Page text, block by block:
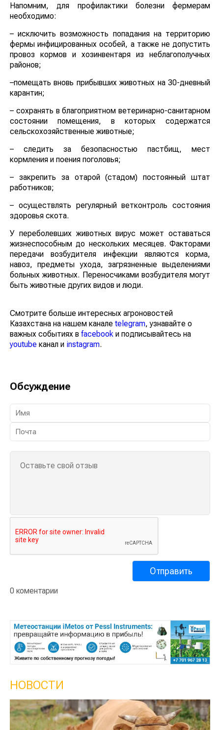
Напомним, для профилактики болезни фермерам
необходимо:
– исключить возможность попадания на территорию
фермы инфицированных особей, а также не допустить
провоз кормов и хозинвентаря из неблагополучных
районов;
–помещать вновь прибывших животных на 30-дневный
карантин;
– сохранять в благоприятном ветеринарно-санитарном
состоянии помещения, в которых содержатся
сельскохозяйственные животные;
– следить за безопасностью пастбищ, мест
кормления и поения поголовья;
– закрепить за отарой (стадом) постоянный штат
работников;
– осуществлять регулярный ветконтроль состояния
здоровья скота.
У переболевших животных вирус может оставаться
жизнеспособным до нескольких месяцев. Факторами
передачи возбудителя инфекции являются корма,
навоз, предметы ухода, загрязненные выделениями
больных животных. Переносчиками возбудителя могут
быть животные других видов и люди.
Смотрите больше интересных агроновостей
Казахстана на нашем канале telegram, узнавайте о
важных событиях в facebook и подписывайтесь на
youtube канал и instagram.
Обсуждение
0 коментарии
НОВОСТИ